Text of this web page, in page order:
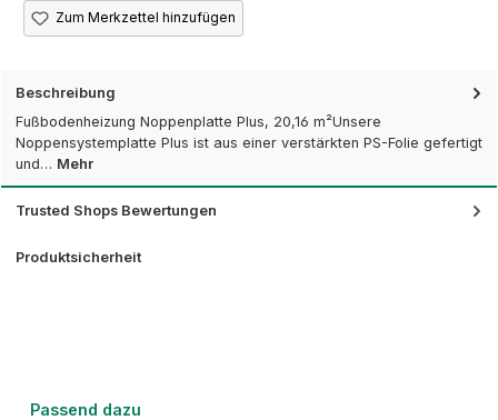
Zum Merkzettel hinzufügen
Beschreibung
Fußbodenheizung Noppenplatte Plus, 20,16 m²Unsere
Noppensystemplatte Plus ist aus einer verstärkten PS-Folie gefertigt
und… Mehr
Trusted Shops Bewertungen
Produktsicherheit
Produktgalerie überspringen
Passend dazu